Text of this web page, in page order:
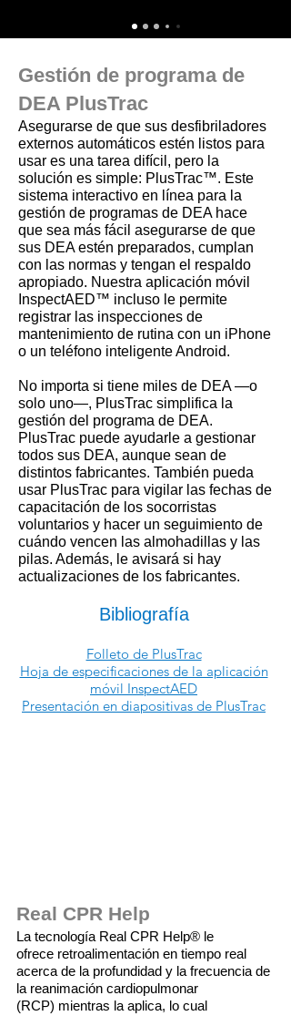
Gestión de programa de
DEA PlusTrac
Asegurarse de que sus desfibriladores
externos automáticos estén listos para
usar es una tarea difícil, pero la
solución es simple: PlusTrac™. Este
sistema interactivo en línea para la
gestión de programas de DEA hace
que sea más fácil asegurarse de que
sus DEA estén preparados, cumplan
con las normas y tengan el respaldo
apropiado. Nuestra aplicación móvil
InspectAED™ incluso le permite
registrar las inspecciones de
mantenimiento de rutina con un iPhone
o un teléfono inteligente Android.
No importa si tiene miles de DEA —o
solo uno—, PlusTrac simplifica la
gestión del programa de DEA.
PlusTrac puede ayudarle a gestionar
todos sus DEA, aunque sean de
distintos fabricantes. También pueda
usar PlusTrac para vigilar las fechas de
capacitación de los socorristas
voluntarios y hacer un seguimiento de
cuándo vencen las almohadillas y las
pilas. Además, le avisará si hay
actualizaciones de los fabricantes.
Bibliografía
Folleto de PlusTrac
Hoja de especificaciones de la aplicación
móvil InspectAED
Presentación en diapositivas de PlusTrac
Real CPR Help
La tecnología Real CPR Help® le
ofrece retroalimentación en tiempo real
acerca de la profundidad y la frecuencia de
la reanimación cardiopulmonar
(RCP) mientras la aplica, lo cual